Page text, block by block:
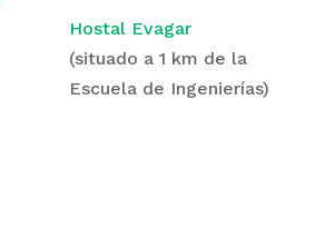
Hostal Evagar
(situado a 1 km de la
Escuela de Ingenierías)